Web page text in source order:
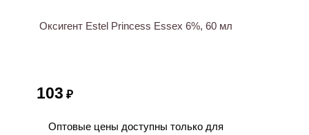
Оксигент Estel Princess Essex 6%, 60 мл
103 ₽
Оптовые цены доступны только для